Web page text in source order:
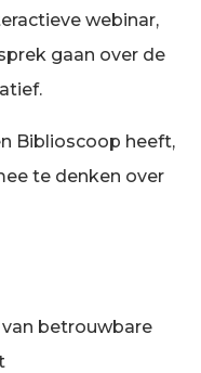
webinar,
gaan over de
Biblioscoop heeft,
te denken over
betrouwbare